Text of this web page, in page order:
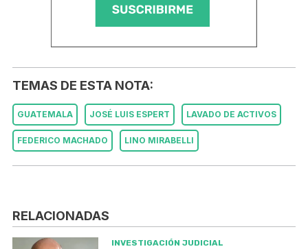
TEMAS DE ESTA NOTA:
GUATEMALA JOSÉ LUIS ESPERT LAVADO DE ACTIVOS
FEDERICO MACHADO LINO MIRABELLI
RELACIONADAS
INVESTIGACIÓN JUDICIAL